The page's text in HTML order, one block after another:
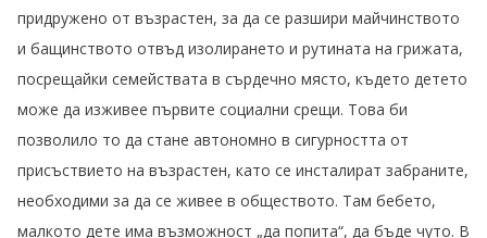
придружено от възрастен, за да се разшири майчинството
и бащинството отвъд изолирането и рутината на грижата,
посрещайки семействата в сърдечно място, където детето
може да изживее първите социални срещи. Това би
позволило то да стане автономно в сигурността от
присъствието на възрастен, като се инсталират забраните,
необходими за да се живее в обществото. Там бебето,
малкото дете има възможност „да попита“, да бъде чуто. В